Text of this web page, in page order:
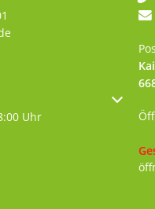
Öffnungs- oder
Uhr